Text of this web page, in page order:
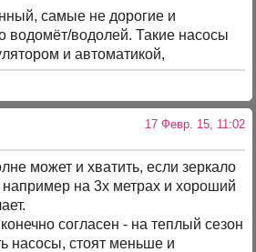
самые не дорогие и
водомёт/водолей. Такие насосы
и автоматикой,
17 Февр. 15, 11:02
может и хватить, если зеркало
например на 3х метрах и хороший
согласен - на теплый сезон
насосы, стоят меньше и